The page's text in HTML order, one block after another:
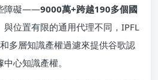
障礙——9000萬+跨越190多個國
與位置有限的通用代理不同，IPFL
多層知識產權過濾來提供谷歌認
心知識產權。